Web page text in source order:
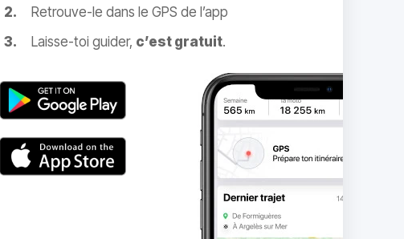
Retrouve-le dans le GPS de l’app
Laisse-toi guider, c’est gratuit.